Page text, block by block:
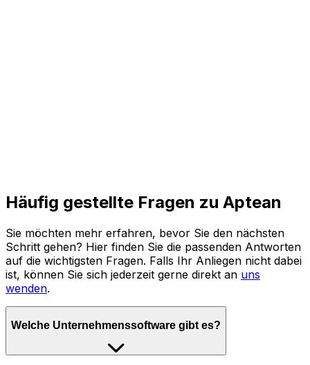
Häufig gestellte Fragen zu Aptean
Sie möchten mehr erfahren, bevor Sie den nächsten
Schritt gehen? Hier finden Sie die passenden Antworten
auf die wichtigsten Fragen. Falls Ihr Anliegen nicht dabei
ist, können Sie sich jederzeit gerne direkt an uns
wenden.
Welche Unternehmenssoftware gibt es?